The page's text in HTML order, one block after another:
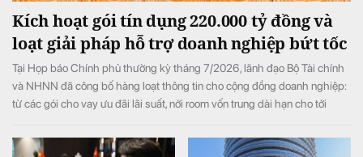
Kích hoạt gói tín dụng 220.000 tỷ đồng và
loạt giải pháp hỗ trợ doanh nghiệp bứt tốc
Tại Họp báo Chính phủ thường kỳ tháng 7/2026, lãnh đạo Bộ Tài chính
và NHNN đã công bố hàng loạt thông tin cho cộng đồng doanh nghiệp:
từ các gói cho vay ưu đãi lãi suất, nới room vốn trung dài hạn cho tới
tế.